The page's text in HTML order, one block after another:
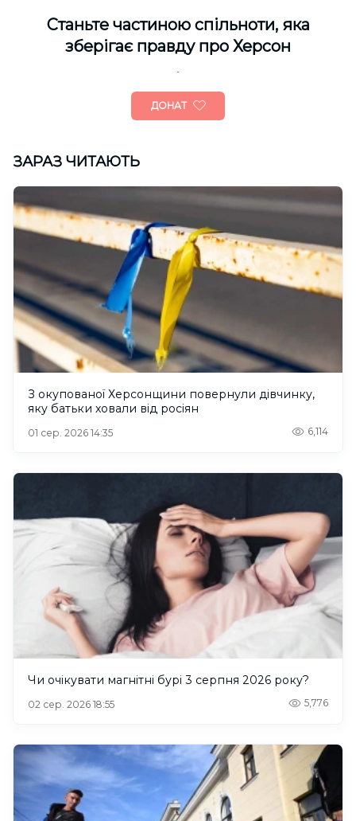
Cтаньте частиною спільноти, яка
зберігає правду про Херсон
ДОНАТ
ЗАРАЗ ЧИТАЮТЬ
З окупованої Херсонщини повернули дівчинку,
яку батьки ховали від росіян
01 сер. 2026 14:35 6,114
Чи очікувати магнітні бурі 3 серпня 2026 року?
02 сер. 2026 18:55 5,776